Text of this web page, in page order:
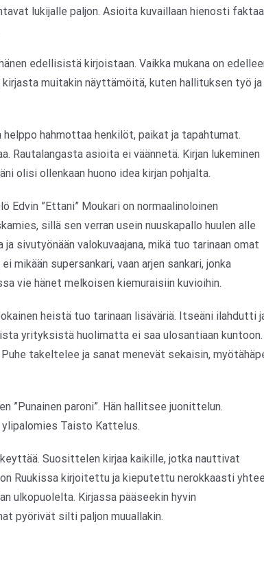
lukijalle paljon. Asioita kuvaillaan hienosti
edellisistä kirjoistaan. Vaikka mukana on
muitakin näyttämöitä, kuten hallituksen työ ja
hahmottaa henkilöt, paikat ja tapahtumat.
Rautalangasta asioita ei väännetä. Kirjan lukeminen
olisi ollenkaan huono idea kirjan pohjalta.
Edvin ”Ettani” Moukari on normaalinoloinen
sillä sen verran usein nuuskapallo huulen alle
sivutyönään valokuvaajana, mikä tuo tarinaan omat
supersankari, vaan arjen sankari, jonka
vie hänet melkoisen kiemuraisiin kuvioihin.
heistä tuo tarinaan lisäväriä. Itseäni ilahdutti
yrityksistä huolimatta ei saa ulosantiaan kuntoon.
takeltelee ja sanat menevät sekaisin,
”Punainen paroni”. Hän hallitsee juonittelun.
Taisto Kattelus.
Suosittelen kirjaa kaikille, jotka nauttivat
Ruukissa kirjoitettu ja kieputettu nerokkaasti
ulkopuolelta. Kirjassa pääseekin hyvin
pyörivät silti paljon muuallakin.